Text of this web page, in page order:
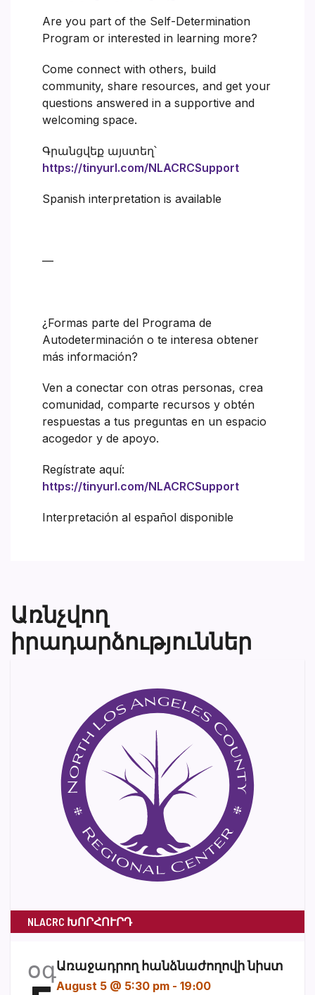
Are you part of the Self-Determination
Program or interested in learning more?
Come connect with others, build
community, share resources, and get your
questions answered in a supportive and
welcoming space.
Գրանցվեք այստեղ՝
https://tinyurl.com/NLACRCSupport
Spanish interpretation is available
—
¿Formas parte del Programa de
Autodeterminación o te interesa obtener
más información?
Ven a conectar con otras personas, crea
comunidad, comparte recursos y obtén
respuestas a tus preguntas en un espacio
acogedor y de apoyo.
Regístrate aquí:
https://tinyurl.com/NLACRCSupport
Interpretación al español disponible
Առնչվող
իրադարձություններ
NLACRC ԽՈՐՀՈՒՐԴ
օգԱռաջադրող հանձնաժողովի նիստ
August 5 @ 5:30 pm - 19։00